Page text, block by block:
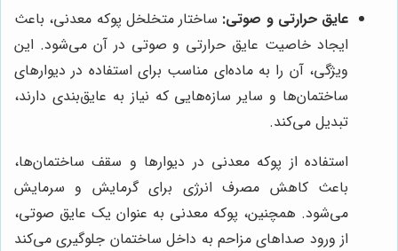
عایق حرارتی و صوتی: ساختار متخلخل پوکه معدنی، باعث
ایجاد خاصیت عایق حرارتی و صوتی در آن می‌شود. این
ویژگی، آن را به ماده‌ای مناسب برای استفاده در دیوارهای
ساختمان‌ها و سایر سازه‌هایی که نیاز به عایق‌بندی دارند،
تبدیل می‌کند.
استفاده از پوکه معدنی در دیوارها و سقف ساختمان‌ها،
باعث کاهش مصرف انرژی برای گرمایش و سرمایش
می‌شود. همچنین، پوکه معدنی به عنوان یک عایق صوتی،
از ورود صداهای مزاحم به داخل ساختمان جلوگیری می‌کند